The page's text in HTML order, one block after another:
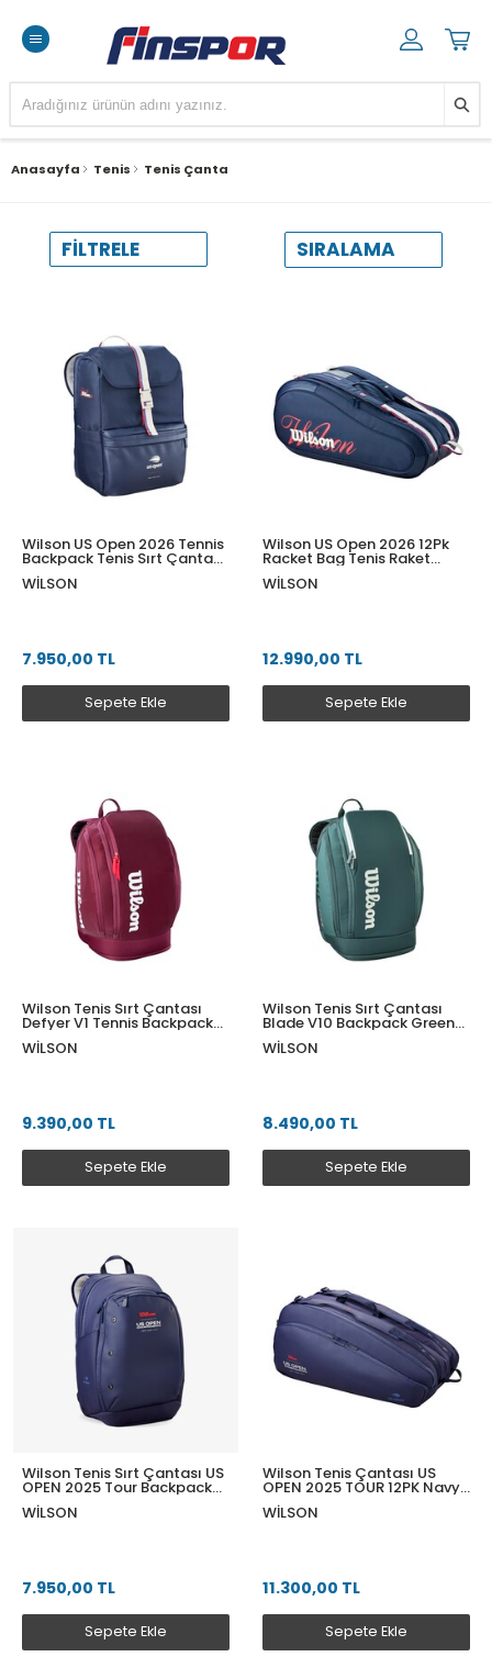
Anasayfa Tenis Tenis Çanta
FILTRELE SIRALAMA
Wilson US Open 2026 Tennis
Backpack Tenis Sırt Çantası
NA WR8056601001
WILSON
7.950,00 TL
Sepete Ekle
Wilson US Open 2026 12Pk
Racket Bag Tenis Raket
Çantası WR8056701001
WILSON
12.990,00 TL
Sepete Ekle
Wilson Tenis Sırt Çantası
Defyer V1 Tennis Backpack
RD WRB0000901NS
WILSON
9.390,00 TL
Sepete Ekle
Wilson Tenis Sırt Çantası
Blade V10 Backpack Green
WR8056101001
WILSON
8.490,00 TL
Sepete Ekle
Wilson Tenis Sırt Çantası US
OPEN 2025 Tour Backpack
Navy WR8046001001
WILSON
7.950,00 TL
Sepete Ekle
Wilson Tenis Çantası US
OPEN 2025 TOUR 12PK Navy
WR8045901001
WILSON
11.300,00 TL
Sepete Ekle